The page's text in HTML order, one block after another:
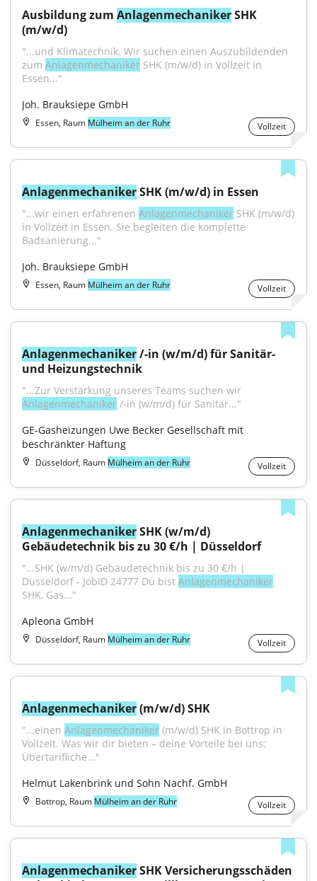
Ausbildung zum Anlagenmechaniker SHK
(m/w/d)
"...und Klimatechnik. Wir suchen einen Auszubildenden
zum Anlagenmechaniker SHK (m/w/d) in Vollzeit in
Essen..."
Joh. Brauksiepe GmbH
Essen, Raum Mülheim an der Ruhr Vollzeit
Anlagenmechaniker SHK (m/w/d) in Essen
"...wir einen erfahrenen Anlagenmechaniker SHK (m/w/d)
in Vollzeit in Essen. Sie begleiten die komplette
Badsanierung..."
Joh. Brauksiepe GmbH
Essen, Raum Mülheim an der Ruhr Vollzeit
Anlagenmechaniker /-in (w/m/d) für Sanitär-
und Heizungstechnik
Anlagenmechaniker /-in (w/m/d) für Sanitär..."
GE-Gasheizungen Uwe Becker Gesellschaft mit
beschränkter Haftung
Düsseldorf, Raum Mülheim an der Ruhr Vollzeit
Anlagenmechaniker SHK (w/m/d)
Gebäudetechnik bis zu 30 €/h | Düsseldorf
"...SHK (w/m/d) Gebäudetechnik bis zu 30 €/h |
Düsseldorf - JobID 24777 Du bist Anlagenmechaniker
SHK, Gas..."
Apleona GmbH
Düsseldorf, Raum Mülheim an der Ruhr Vollzeit
Anlagenmechaniker (m/w/d) SHK
"...einen Anlagenmechaniker (m/w/d) SHK in Bottrop in
Vollzeit. Was wir dir bieten – deine Vorteile bei uns:
Übertarifliche..."
Helmut Lakenbrink und Sohn Nachf. GmbH
Bottrop, Raum Mülheim an der Ruhr Vollzeit
Anlagenmechaniker SHK Versicherungsschäden